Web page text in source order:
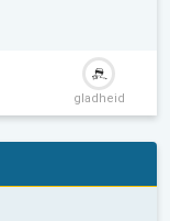
gladheid